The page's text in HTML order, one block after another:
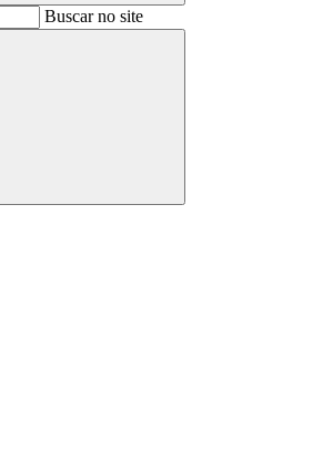
BuscarBuscar no site
Buscar